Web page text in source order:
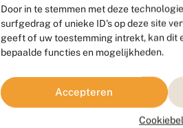
Door in te stemmen met deze
surfgedrag of unieke ID's op deze site
geeft of uw toestemming intrekt, kan dit
bepaalde functies en mogelijkheden.
Accepteren